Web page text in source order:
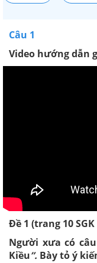
Câu 1
Video hướng dẫn
Đề 1 (trang 10
Người xưa có câu
Kiều”. Bày tỏ ý